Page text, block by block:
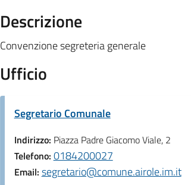
Descrizione
Convenzione segreteria generale
Ufficio
Segretario Comunale
Indirizzo: Piazza Padre Giacomo Viale, 2
Telefono: 0184200027
Email: segretario@comune.airole.im.it